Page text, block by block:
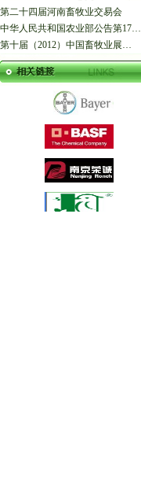
第二十四届河南畜牧业交易会
中华人民共和国农业部公告第17…
第十届（2012）中国畜牧业展…